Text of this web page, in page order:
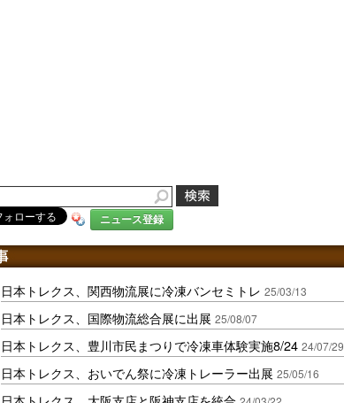
ニュース登録
日本トレクス、関西物流展に冷凍バンセミトレ 25/03/13
日本トレクス、国際物流総合展に出展 25/08/07
日本トレクス、豊川市民まつりで冷凍車体験実施8/24 24/07/29
日本トレクス、おいでん祭に冷凍トレーラー出展 25/05/16